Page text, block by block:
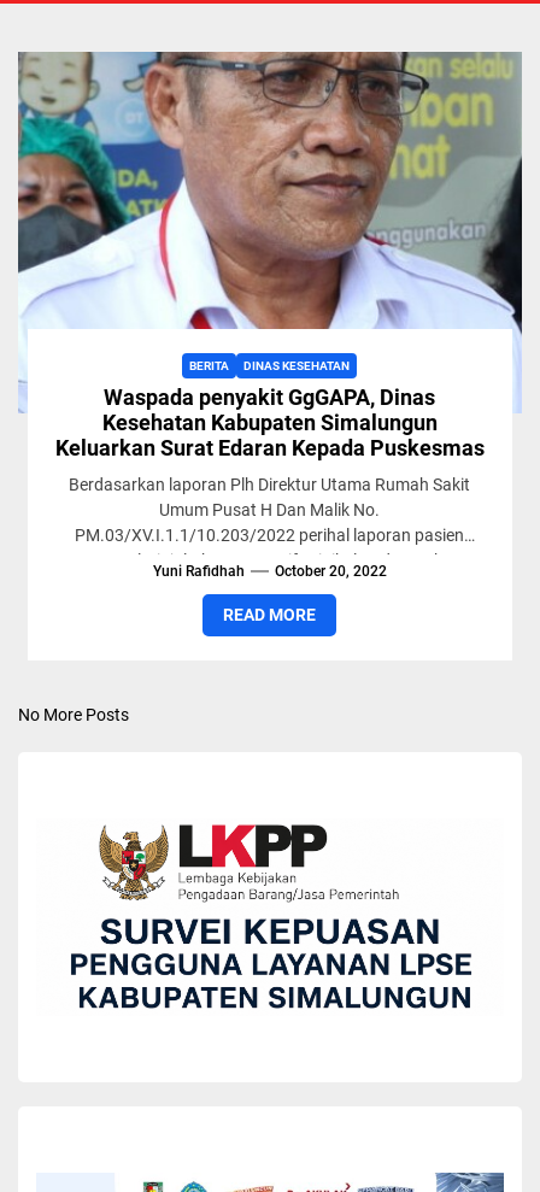
BERITA DINAS KESEHATAN
Waspada penyakit GgGAPA, Dinas
Kesehatan Kabupaten Simalungun
Keluarkan Surat Edaran Kepada Puskesmas
Berdasarkan laporan Plh Direktur Utama Rumah Sakit
Umum Pusat H Dan Malik No.
PM.03/XV.I.1.1/10.203/2022 perihal laporan pasien
Gagal Ginjal Akut Progresif Atipikal Pada Anak
Yuni Rafidhah October 20, 2022
READ MORE
No More Posts